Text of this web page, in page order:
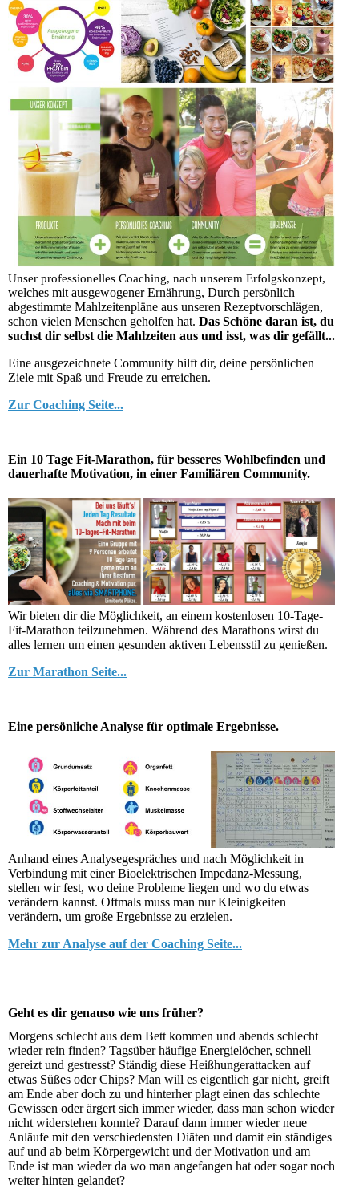
Unser professionelles Coaching, nach unserem Erfolgskonzept,
welches mit ausgewogener Ernährung, Durch persönlich
abgestimmte Mahlzeitenpläne aus unseren Rezeptvorschlägen,
schon vielen Menschen geholfen hat. Das Schöne daran ist, du
suchst dir selbst die Mahlzeiten aus und isst, was dir gefällt...
Eine ausgezeichnete Community hilft dir, deine persönlichen
Ziele mit Spaß und Freude zu erreichen.
Zur Coaching Seite...
Ein 10 Tage Fit-Marathon, für besseres Wohlbefinden und
dauerhafte Motivation, in einer Familiären Community.
Wir bieten dir die Möglichkeit, an einem kostenlosen 10-Tage-
Fit-Marathon teilzunehmen. Während des Marathons wirst du
alles lernen um einen gesunden aktiven Lebensstil zu genießen.
Zur Marathon Seite...
Eine persönliche Analyse für optimale Ergebnisse.
Anhand eines Analysegespräches und nach Möglichkeit in
Verbindung mit einer Bioelektrischen Impedanz-Messung,
stellen wir fest, wo deine Probleme liegen und wo du etwas
verändern kannst. Oftmals muss man nur Kleinigkeiten
verändern, um große Ergebnisse zu erzielen.
Mehr zur Analyse auf der Coaching Seite...
Geht es dir genauso wie uns früher?
Morgens schlecht aus dem Bett kommen und abends schlecht
wieder rein finden? Tagsüber häufige Energielöcher, schnell
gereizt und gestresst? Ständig diese Heißhungerattacken auf
etwas Süßes oder Chips? Man will es eigentlich gar nicht, greift
am Ende aber doch zu und hinterher plagt einen das schlechte
Gewissen oder ärgert sich immer wieder, dass man schon wieder
nicht widerstehen konnte? Darauf dann immer wieder neue
Anläufe mit den verschiedensten Diäten und damit ein ständiges
auf und ab beim Körpergewicht und der Motivation und am
Ende ist man wieder da wo man angefangen hat oder sogar noch
weiter hinten gelandet?